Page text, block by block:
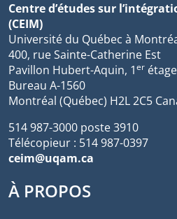
Centre d’études sur
(CEIM)
Université du Québec à
400, rue Sainte-Catherine Est
Pavillon Hubert-Aquin, 1er étage
Bureau A-1560
Montréal (Québec) H2L 2C5
514 987-3000 poste 3910
Télécopieur : 514 987-0397
ceim@uqam.ca
À PROPOS